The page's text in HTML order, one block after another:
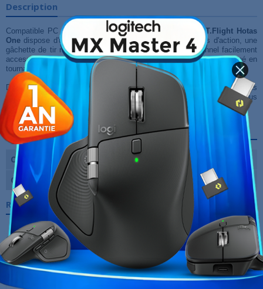
Description
Compatible PC et Xbox One, ce joystickThrustmaster T.Flight Hotas
One dispose d'un manche cinq axes, de quatorze boutons d'action, une
gâchette de tir rapide et un chapeau chinois multidirectionnel facilement
accessibles. Quant au palonnier double système, il peut être actionné en
tournant le manche.
De plus, le Thrustmaster T.Flight Hotas One dispose des boutons
officiels de la Xbox One pour vous faciliter la navigation dans les menus
de la console.
Fiche technique
Connecteurs
Compatibilité
Références spécifiques
10 AUTRES PRODUITS DANS LA MÊME
CATÉGORIE :